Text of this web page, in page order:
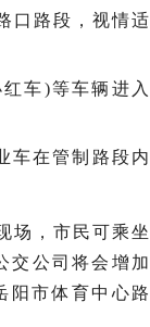
口路段，视情适
车)等车辆进入
车在管制路段内
场，市民可乘坐
交公司将会增加
阳市体育中心路